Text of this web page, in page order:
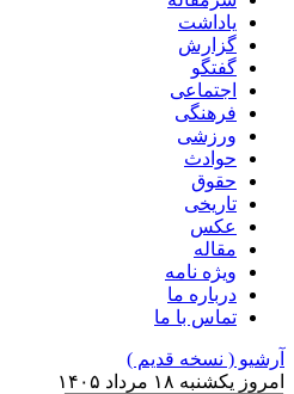
یاداشت
گزارش
گفتگو
اجتماعی
فرهنگی
ورزشی
حوادث
حقوق
تاریخی
عکس
مقاله
ویژه نامه
درباره ما
تماس با ما
آرشیو ( نسخه قدیم )
امروز یکشنبه ۱۸ مرداد ۱۴۰۵